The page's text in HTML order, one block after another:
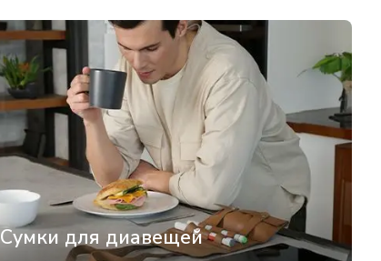
Сумки для диавещей